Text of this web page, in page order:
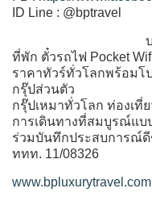
ID Line : @bptravel
ที่พัก ตั๋วรถไฟ Pocket
ราคาทัวร์ทั่วโลกพร้อมโ
กรุ๊ปส่วนตัว
กรุ๊ปเหมาทั่วโลก ท่องเ
การเดินทางที่สมบูรณ์แบ
ร่วมบันทึกประสบการณ์ดี
ททท. 11/08326
www.bpluxurytravel.com